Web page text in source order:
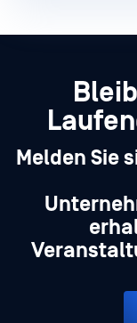
Melden Sie